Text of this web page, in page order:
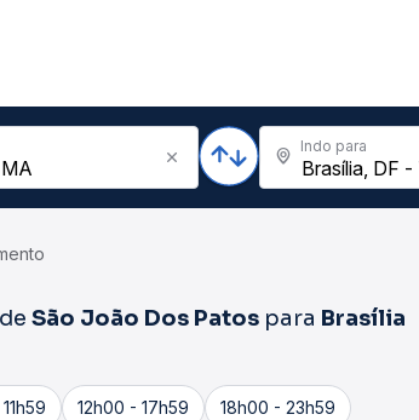
Indo para
São João Dos Patos para Brasília
12h00 - 17h59 18h00 - 23h59